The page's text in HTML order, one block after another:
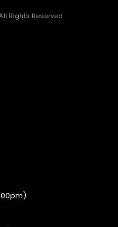
Rights Reserved